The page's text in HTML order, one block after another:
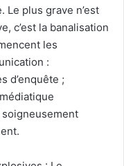
Le plus grave n’est
c’est la banalisation
les
:
d’enquête ;